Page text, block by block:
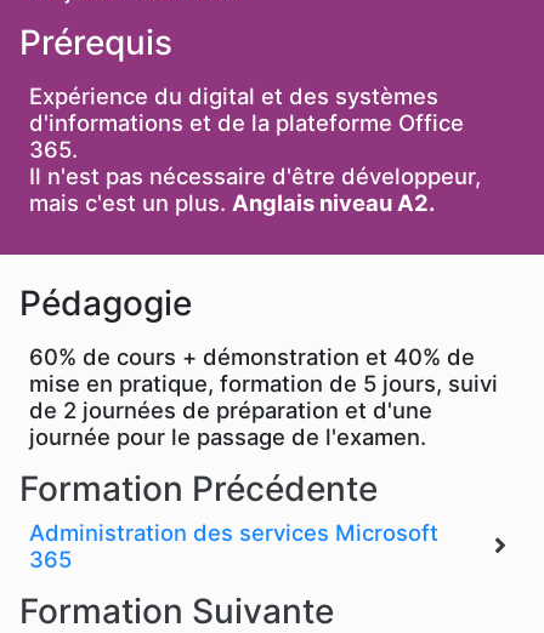
Prérequis
Expérience du digital et des systèmes
d'informations et de la plateforme Office
365.
Il n'est pas nécessaire d'être développeur,
mais c'est un plus. Anglais niveau A2.
Pédagogie
60% de cours + démonstration et 40% de
mise en pratique, formation de 5 jours, suivi
de 2 journées de préparation et d'une
journée pour le passage de l'examen.
Formation Précédente
Administration des services Microsoft
365
Formation Suivante